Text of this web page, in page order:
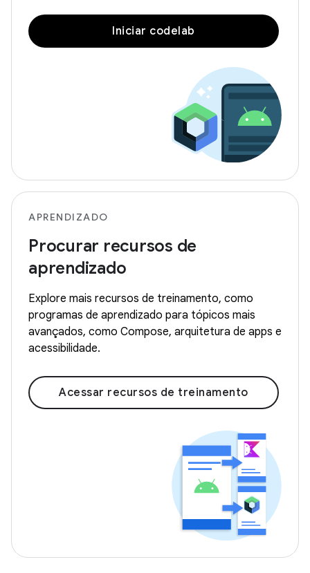
Iniciar codelab
APRENDIZADO
Procurar recursos de
aprendizado
Explore mais recursos de treinamento, como
programas de aprendizado para tópicos mais
avançados, como Compose, arquitetura de apps e
acessibilidade.
Acessar recursos de treinamento